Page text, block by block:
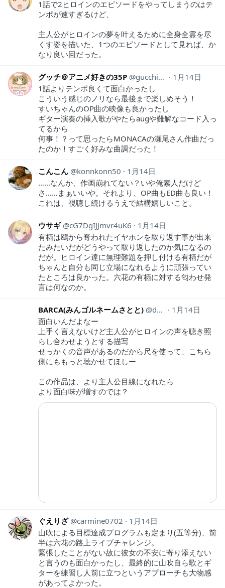
1話で2ヒロインのエピソードをやってしまうのはテ
ンポが速すぎるけど、
主人公がヒロインの夢を叶えるために全身全霊を尽
くす姿を描いた、1つのエピソードとして見れば、か
なり良い回だった。
グッチ＠アニメ好きの35P gucchi_hidamari
1月14日
1話よりテンポ良くて面白かったし
こういう感じのノリなら最後まで楽しめそう！
すいちゃんのOP曲の映像も良かったし
ギター演奏の挿入歌がやたらaugや難解なコード入っ
てるから
何事！？って思ったらMONACAの瀬尾さん作曲だっ
たのか！すごく好みな曲調だった！
こんこん konnkonn50
1月14日
……なんか、作画崩れてない？いや俺素人だけど
さ……まぁいいや。それより、OP曲もED曲も良い！
これは、視聴し続けるうえで結構嬉しいこと。
ウサギ cG7DgIJJmvr4uK6
1月14日
有栖は鴎から奪われたイヤホンを取り返す事が出来
たみたいだがどうやって取り返したのか気になるの
だが。ヒロイン達に無理難題を押し付ける有栖だが
ちゃんと自分も同じ立場になれるように頑張ってい
たところは良かった。六花の有栖に対する匂わせ発
言は何なのか。
BARCA(みんゴルネームさとと) da14barca
1月14日
面白いんだよなー
上手く言えないけど主人公がヒロインの声を聴き照
らし合わせようとする描写
せっかくの音声があるのだから尺を使って、こちら
側にももっと聴かせてほしー
この作品は、より主人公目線になれたら
より面白味が増すのでは？
ぐえりざ carmine0702
1月14日
山吹による目標達成プログラムも定まり(五等分)、前
半は六花の路上ライブチャレンジ。
緊張したことがない故に彼女の不安に寄り添えない
と言うのも面白かったし、最終的に山吹自ら歌とギ
ターを練習し人前に立つというアプローチも大物感
があってよかった。